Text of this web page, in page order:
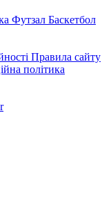
Футзал Баскетбол
Правила сайту
політика